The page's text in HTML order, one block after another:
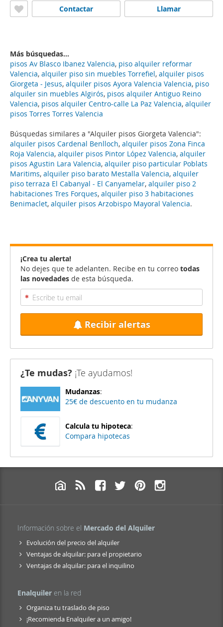
Búsquedas similares a "Alquiler pisos Giorgeta Valencia":
alquiler pisos Cardenal Benlloch, alquiler pisos Zona Finca
Roja Valencia, alquiler pisos Pintor López Valencia, alquiler
pisos Agustin Lara Valencia, alquiler piso particular Poblats
Maritims, alquiler piso barato Mestalla Valencia, alquiler
piso terraza El Cabanyal - El Canyamelar, alquiler piso 2
habitaciones Tres Forques, alquiler piso 3 habitaciones
Benimaclet, alquiler pisos Arzobispo Mayoral Valencia.
Llamar
Contactar
Más búsquedas...
pisos Av Blasco Ibanez Valencia, piso alquiler reformar
Valencia, alquiler piso sin muebles Torrefiel, alquiler pisos
Giorgeta - Jesus, alquiler pisos Ayora Valencia Valencia, piso
alquiler sin muebles Algirós, pisos alquiler Antiguo Reino
Valencia, pisos alquiler Centro-calle La Paz Valencia, alquiler
pisos Torres Torres Valencia
¡Crea tu alerta!
No dejes que te adelanten. Recibe en tu correo todas
las novedades de esta búsqueda.
Recibir alertas
¿Te mudas? ¡Te ayudamos!
Mudanzas:
25€ de descuento en tu mudanza
Calcula tu hipoteca:
Compara hipotecas
Información sobre el Mercado del Alquiler
Evolución del precio del alquiler
Ventajas de alquilar: para el propietario
Ventajas de alquilar: para el inquilino
Enalquiler en la red
Organiza tu traslado de piso
¡Recomienda Enalquiler a un amigo!